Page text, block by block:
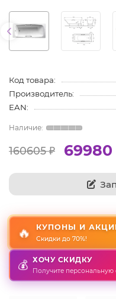
Код товара:
Производитель:
EAN:
160605 ₽ 69980
🔥 КУПОНЫ И
Скидки до 70%!
💰 ХОЧУ СКИДКУ
Получите персональную